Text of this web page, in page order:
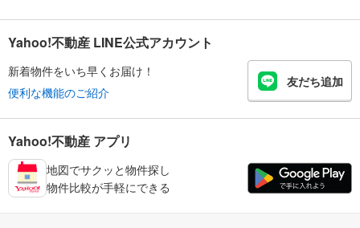
Yahoo!不動産 LINE公式アカウント
新着物件をいち早くお届け！
便利な機能のご紹介
友だち追加
Yahoo!不動産 アプリ
地図でサクッと物件探し
物件比較が手軽にできる